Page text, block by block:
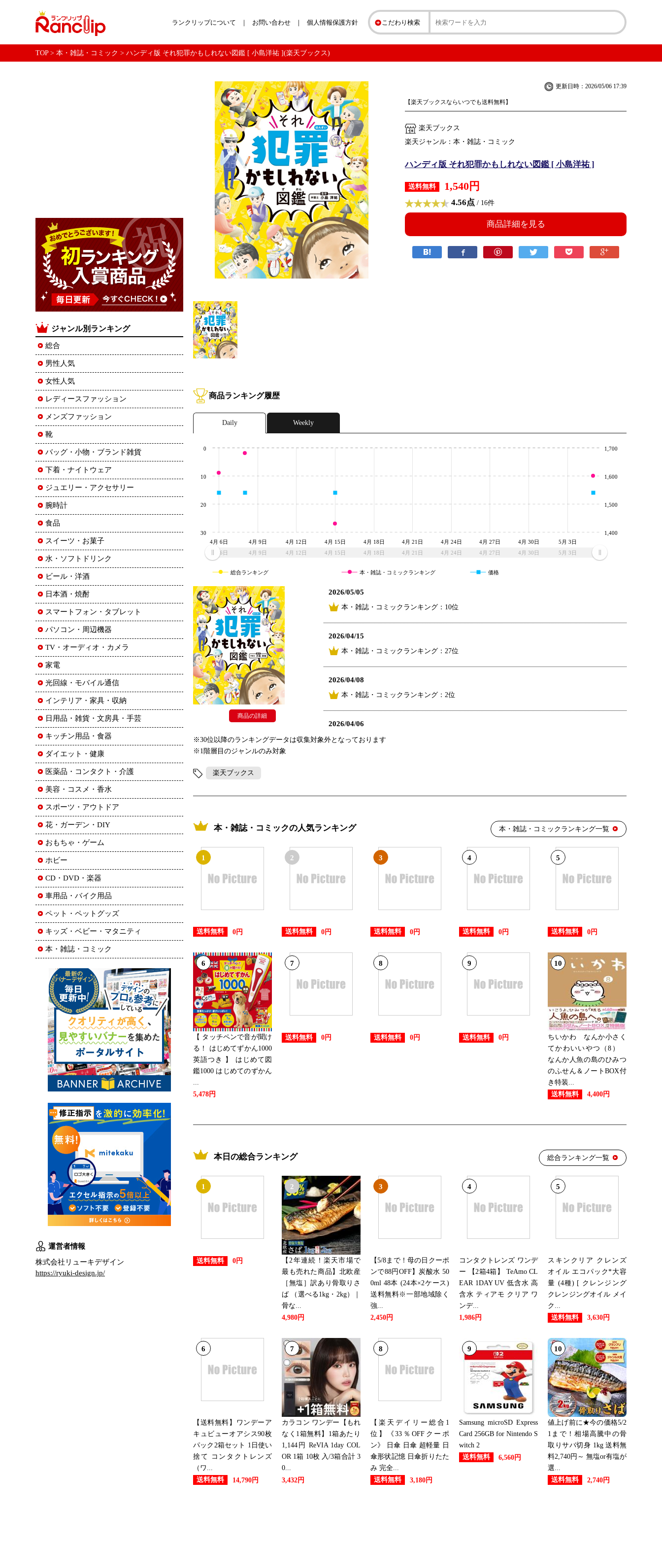
こだわり検索
ランクリップについて お問い合わせ 個人情報保護方針
TOP> 本・雑誌・コミック > ハンディ版 それ犯罪かもしれない図鑑 [ 小島洋祐 ](楽天ブックス)
更新日時：2026/05/06 17:39
【楽天ブックスならいつでも送料無料】
楽天ブックス
楽天ジャンル：本・雑誌・コミック
ハンディ版 それ犯罪かもしれない図鑑 [ 小島洋祐 ]
送料無料 1,540円
4.56点 / 16件
商品詳細を見る
商品ランキング履歴
Daily Weekly
4月 6日 4月 9日 4月 12日 4月 15日 4月 18日 4月 21日 4月 24日 4月 27日 4月 30日 5月 3日
4月 6日 4月 9日 4月 12日 4月 15日 4月 18日 4月 21日 4月 24日 4月 27日 4月 30日 5月 3日
0
10
20
30 1,400
1,500
1,600
1,700
総合ランキング 本・雑誌・コミックランキング 価格
2026/05/05
本・雑誌・コミックランキング：10位
2026/04/15
本・雑誌・コミックランキング：27位
2026/04/08
本・雑誌・コミックランキング：2位
2026/04/06
本・雑誌・コミックランキング：9位
商品の詳細
※30位以降のランキングデータは収集対象外となっております
※1階層目のジャンルのみ対象
楽天ブックス
本・雑誌・コミックの人気ランキング 本・雑誌・コミックランキング一覧
1
送料無料 0円
2
送料無料 0円
3
送料無料 0円
4
送料無料 0円
5
送料無料 0円
6
【 タッチペンで音が聞け
る！ はじめてずかん1000
英語つき 】 はじめて図
鑑1000 はじめてのずかん
5,478円
7
送料無料 0円
8
送料無料 0円
9
送料無料 0円
10
ちいかわ なんか小さく
てかわいいやつ（8）
なんか人魚の島のひみつ
のふせん＆ノートBOX付
き特装...
送料無料
4,400円
本日の総合ランキング 総合ランキング一覧
1
送料無料 0円
2
【2年連続！楽天市場で
最も売れた商品】北欧産
［無塩］訳あり骨取りさ
ば （選べる1kg・2kg）｜
骨な...
4,980円
3
【5/8まで！母の日クーポ
ンで88円OFF】炭酸水 50
0ml 48本 (24本×2ケース)
送料無料※一部地域除く
強...
2,450円
4
コンタクトレンズ ワンデ
ー 【2箱4箱】 TeAmo CL
EAR 1DAY UV 低含水 高
含水 ティアモ クリア ワ
ンデ...
1,986円
5
スキンクリア クレンズ
オイル エコパック*大容
量 (4種) [ クレンジング
クレンジングオイル メイ
ク...
送料無料
3,630円
6
【送料無料】ワンデーア
キュビューオアシス90枚
パック2箱セット 1日使い
捨て コンタクトレンズ
（ワ...
送料無料
14,790円
7
カラコン ワンデー【もれ
なく1箱無料】1箱あたり
1,144円 ReVIA 1day COL
OR 1箱 10枚 入/3箱合計 3
0...
3,432円
8
【楽天デイリー総合1
位】《33％OFFクーポ
ン》 日傘 日傘 超軽量 日
傘形状記憶 日傘折りたた
み 完全...
送料無料
3,180円
9
Samsung microSD Express
Card 256GB for Nintendo S
witch 2
送料無料
6,560円
10
値上げ前に★今の価格5/2
1まで！相場高騰中の骨
取りサバ切身 1kg 送料無
料2,740円～ 無塩or有塩が
選...
送料無料
2,740円
ジャンル別ランキング
総合
男性人気
女性人気
レディースファッション
メンズファッション
靴
バッグ・小物・ブランド雑貨
下着・ナイトウェア
ジュエリー・アクセサリー
腕時計
食品
スイーツ・お菓子
水・ソフトドリンク
ビール・洋酒
日本酒・焼酎
スマートフォン・タブレット
パソコン・周辺機器
TV・オーディオ・カメラ
家電
光回線・モバイル通信
インテリア・家具・収納
日用品・雑貨・文房具・手芸
キッチン用品・食器
ダイエット・健康
医薬品・コンタクト・介護
美容・コスメ・香水
スポーツ・アウトドア
花・ガーデン・DIY
おもちゃ・ゲーム
ホビー
CD・DVD・楽器
車用品・バイク用品
ペット・ペットグッズ
キッズ・ベビー・マタニティ
本・雑誌・コミック
運営者情報
株式会社リューキデザイン
https://ryuki-design.jp/